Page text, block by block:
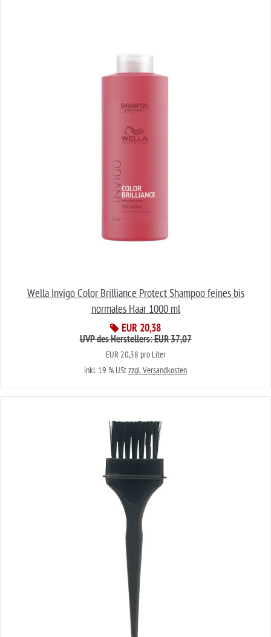
Wella Invigo Color Brilliance Protect Shampoo feines bis
normales Haar 1000 ml
EUR 20,38
UVP des Herstellers: EUR 37,07
EUR 20,38 pro Liter
inkl. 19 % UStzzgl. Versandkosten